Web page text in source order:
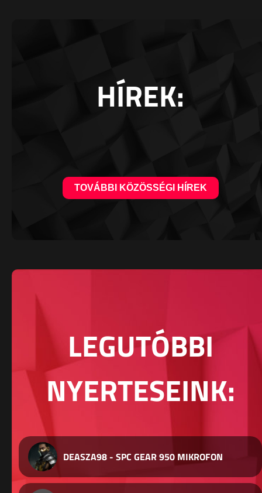
HÍREK:
TOVÁBBI KÖZÖSSÉGI HÍREK
LEGUTÓBBI
NYERTESEINK:
DEASZA98 - SPC GEAR 950 MIKROFON